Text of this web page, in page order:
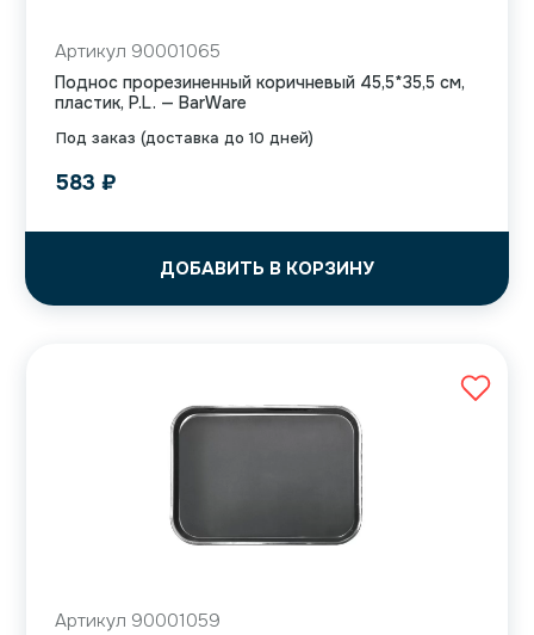
Под заказ (доставка до 10 дней)
Артикул 90001065
Поднос прорезиненный коричневый 45,5*35,5 см,
пластик, P.L. — BarWare
583 ₽
ДОБАВИТЬ В КОРЗИНУ
Артикул 90001059